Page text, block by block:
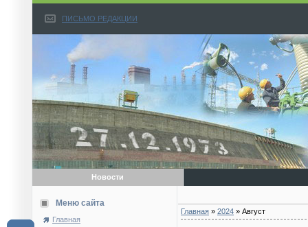
ПИСЬМО РЕДАКЦИИ
Новости
Меню сайта
Главная
Главная » 2024 » Август